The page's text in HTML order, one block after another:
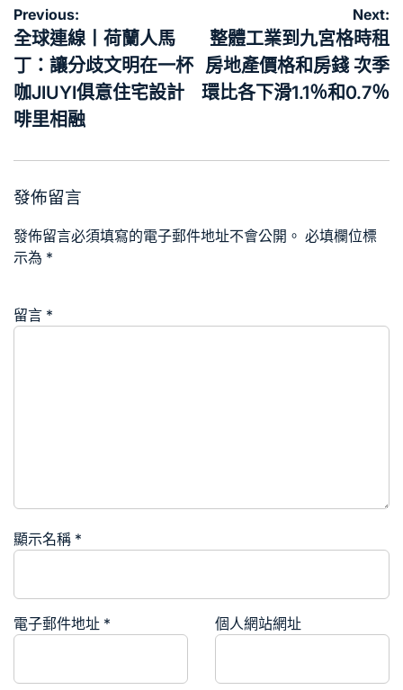
文
章
導
覽
Previous:
全球連線丨荷蘭人馬
丁：讓分歧文明在一杯
咖JIUYI俱意住宅設計
啡里相融
Next:
整體工業到九宮格時租
房地產價格和房錢 次季
環比各下滑1.1％和0.7％
發佈留言
發佈留言必須填寫的電子郵件地址不會公開。 必填欄位標
示為 *
留言 *
顯示名稱 *
電子郵件地址 * 個人網站網址